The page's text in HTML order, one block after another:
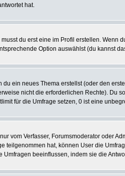
hat.
du erst eine im Profil erstellen. Wenn
Option auswählst (du kannst
du ein neues Thema erstellst (oder den
nicht die erforderlichen Rechte). Du
für die Umfrage setzen, 0 ist eine
vom Verfasser, Forumsmoderator oder
teilgenommen hat, können User die
Umfragen beeinflussen, indem sie die